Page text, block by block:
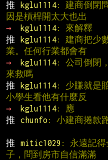
推
kglu1114: 建商倒閉
因是槓桿開太大也出
→
kglu1114: 來解釋
推
kglu1114: 建商把少
業。任何行業都會有
→
kglu1114: 公司倒閉
來救嗎
推
kglu1114: 少賺就是
小學生看他有什麼反
→
kglu1114: 應
推
chunfo : 小建商捲款
推
mitic1029 : 永遠記得
子，問到房市自信滿滿